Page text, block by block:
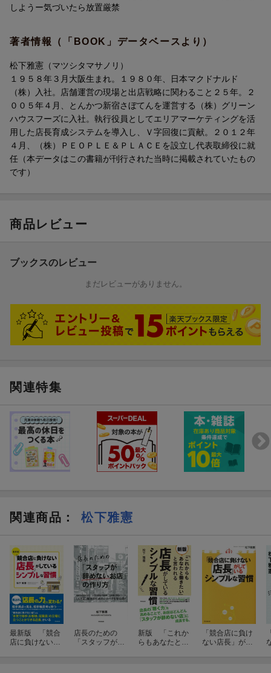
今、あなたのように、かつての賑わいを少しずつでも取り戻そう
そんなあなたには、そのために必要な「気づく力」をしっかりと
ーーー --- （プロローグより抜粋） --- ---
1章 「気づく店長」と「気づかない店長」の違いを見分けよう！
2章 「気づきポイント」を自ら見つけに行こう……偶然ではなく
意図的に「気づく」
3章 「気づくコツ」を知ろう……「気づきやすくなる」ための16
のコツ
4章 相手軸視点を活用しよう……自分のことはわからない
5章 五感を使いこなそう……「気づく力」の使い方
7章 気づいたら行動しよう……気づいたら放置厳禁
しようー気づいたら放置厳禁
著者情報（「BOOK」データベースより）
松下雅憲（マツシタマサノリ）
１９５８年３月大阪生まれ。１９８０年、日本マクドナルド
（株）入社。店舗運営の現場と出店戦略に関わること２５年。２
００５年４月、とんかつ新宿さぼてんを運営する（株）グリーン
ハウスフーズに入社。執行役員としてエリアマーケティングを活
用した店長育成システムを導入し、Ｖ字回復に貢献。２０１２年
４月、（株）ＰＥＯＰＬＥ＆ＰＬＡＣＥを設立し代表取締役に就
任（本データはこの書籍が刊行された当時に掲載されていたもの
です）
商品レビュー
ブックスのレビュー
まだレビューがありません。
関連特集
関連商品 ： 松下雅憲
最新版 「競合
店に負けない店
店長のための
「スタッフが辞
新版 「これか
らもあなたと働
「競合店に負け
ない店長」がし